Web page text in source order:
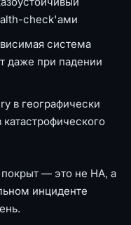
check'ами
система
даже при падении
в географически
— это не HA, а
инциденте